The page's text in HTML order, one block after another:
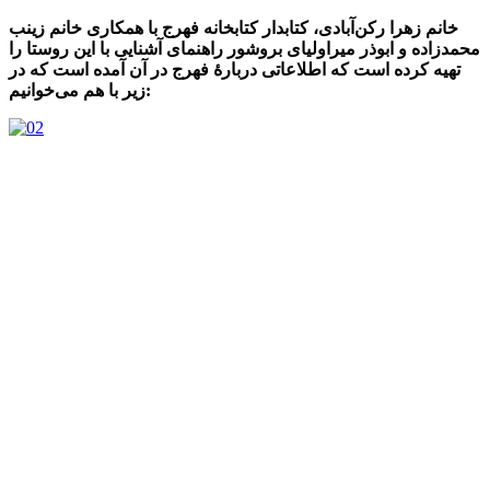
خانم زهرا رکن‌آبادی، کتابدار کتابخانه فهرج با همکاری خانم زینب
محمدزاده و ابوذر میراولیای بروشور راهنمای آشنایی با این روستا را
تهیه کرده است که اطلاعاتی دربارۀ فهرج در آن آمده است که در
زیر با هم می‌خوانیم: